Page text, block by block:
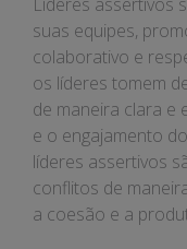
suas equipes,
colaborativo e
os líderes tomem
de maneira clara e
e o engajamento
líderes assertivos
conflitos de
a coesão e a